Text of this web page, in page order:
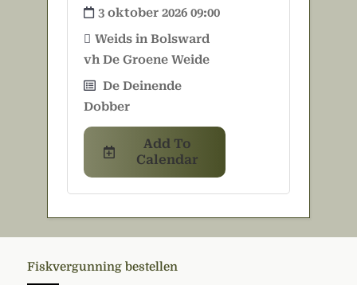
3 oktober 2026 09:00
Weids in Bolsward
vh De Groene Weide
De Deinende
Dobber
Add To
Calendar
Fiskvergunning bestellen